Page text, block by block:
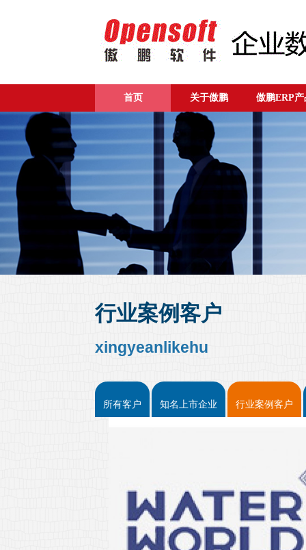
首页 关于傲鹏 傲鹏ERP产
行业案例客户
xingyeanlikehu
所有客户 知名上市企业 行业案例客户